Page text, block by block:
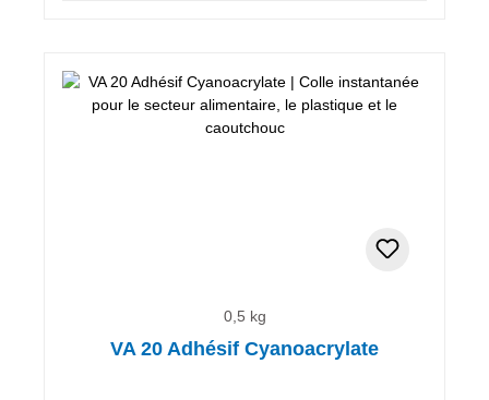
0,5 kg
VA 20 Adhésif Cyanoacrylate